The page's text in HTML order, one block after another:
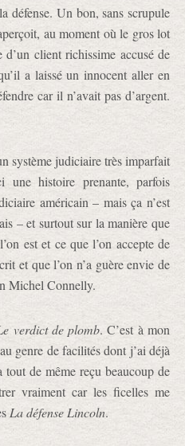
défense. Un bon, sans scrupule
au moment où le gros lot
d’un client richissime accusé de
a laissé un innocent aller en
car il n’avait pas d’argent.
système judiciaire très imparfait
une histoire prenante, parfois
américain – mais ça n’est
– et surtout sur la manière que
est et ce que l’on accepte de
et que l’on n’a guère envie de
Michel Connelly.
verdict de plomb. C’est à mon
genre de facilités dont j’ai déjà
de même reçu beaucoup de
vraiment car les ficelles me
La défense Lincoln.